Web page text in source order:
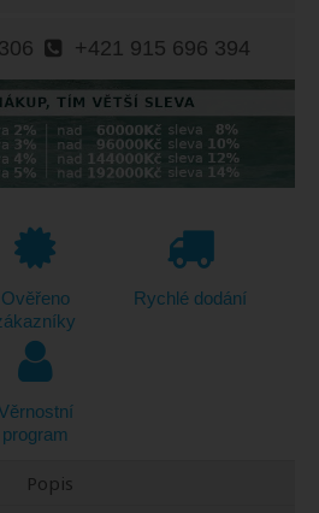
+421 915 696 394
Ověřeno
Rychlé dodání
program
Popis